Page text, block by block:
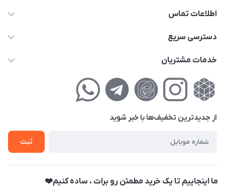
اطلاعات تماس
02177111474
کوچه گلریز 4 غربی ، پلاک 13
دسترسی سریع
حساب کاربری
لیست محصولات
خدمات مشتریان
راهنمای‌خرید‌آنلاین
حریم خصوصی
فروش‌اقساطی
از جدید‌ترین تخفیف‌ها با‌ خبر شوید
ثبت
ما اینجاییم تا یک خرید مطمئن رو برات ، ساده کنیم❤️